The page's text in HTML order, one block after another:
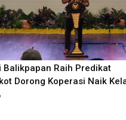
Balikpapan Raih Predikat
Dorong Koperasi Naik